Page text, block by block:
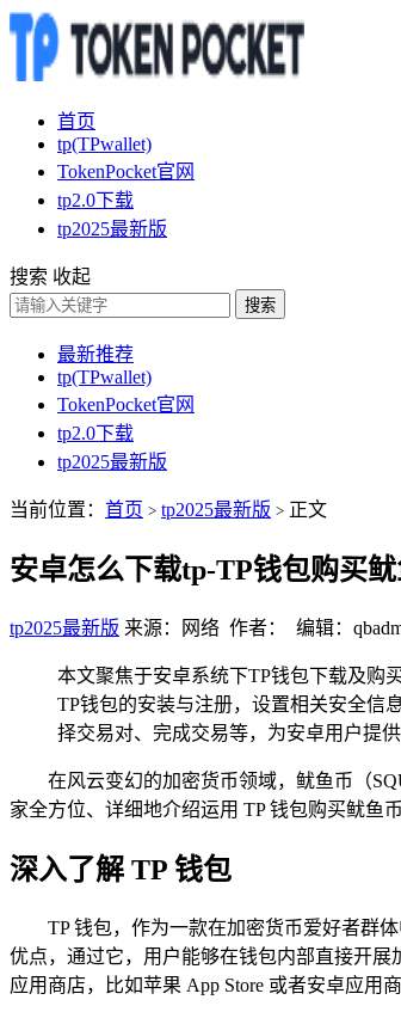
首页
tp(TPwallet)
TokenPocket官网
tp2.0下载
tp2025最新版
搜索 收起
搜索
最新推荐
tp(TPwallet)
TokenPocket官网
tp2.0下载
tp2025最新版
当前位置： 首页 > tp2025最新版 > 正文
安卓怎么下载tp-TP钱包购买
tp2025最新版 来源：网络 作者： 编辑：
本文聚焦于安卓系统下TP钱包下载及购
TP钱包的安装与注册，设置相关安全信
择交易对、完成交易等，为安卓用户提供
在风云变幻的加密货币领域，鱿鱼币（
家全方位、详细地介绍运用 TP 钱包购买鱿鱼
深入了解 TP 钱包
TP 钱包，作为一款在加密货币爱好者群
优点，通过它，用户能够在钱包内部直接开
应用商店，比如苹果 App Store 或者安卓应用